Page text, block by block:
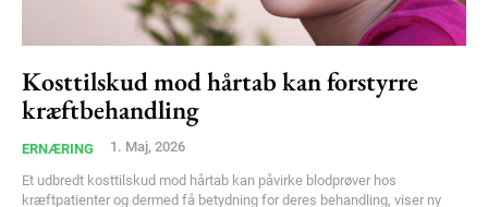
Member full access
Kosttilskud mod hårtab kan forstyrre
kræftbehandling
ERNÆRING 1. Maj, 2026
Et udbredt kosttilskud mod hårtab kan påvirke blodprøver hos
kræftpatienter og dermed få betydning for deres behandling, viser ny